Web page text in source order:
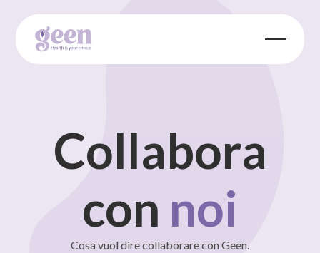
Collabora
con noi
Cosa vuol dire collaborare con Geen.